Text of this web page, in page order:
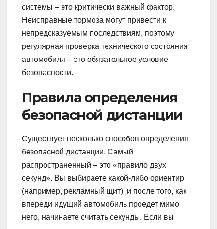
системы – это критически важный фактор.
Неисправные тормоза могут привести к
непредсказуемым последствиям, поэтому
регулярная проверка технического состояния
автомобиля – это обязательное условие
безопасности.
Правила определения
безопасной дистанции
Существует несколько способов определения
безопасной дистанции. Самый
распространенный – это «правило двух
секунд». Вы выбираете какой-либо ориентир
(например, рекламный щит), и после того, как
впереди идущий автомобиль проедет мимо
него, начинаете считать секунды. Если вы